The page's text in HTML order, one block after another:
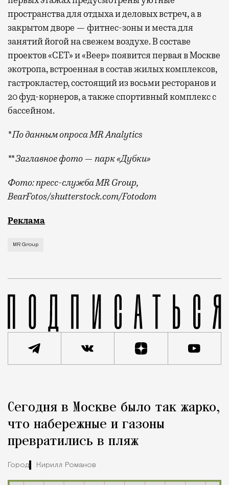
пространства для отдыха и деловых встреч, а в
закрытом дворе — фитнес-зоны и места для
занятий йогой на свежем воздухе. В составе
проектов «СЕТ» и «Веер»появитсяпервая в Москве
экотропа, встроенная в состав жилых комплексов,
гастрокластер, состоящий из восьми ресторанов и
20 фуд-корнеров, а также спортивный комплекс с
бассейном.
* По данным опроса MR Analytics
** Заглавное фото — парк «Дубки»
Фото: пресс-служба MR Group,
BearFotos/shutterstock.com/Fotodom
Квадратные метры, планировки, вид из
Реклама
MR Group
Город
Сегодня в Москве было так жарко,
что набережные и газоны
превратились в пляж
Город Кирилл Романов